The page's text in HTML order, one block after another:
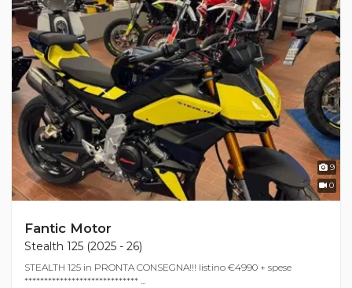
9
0
Fantic Motor
Stealth 125 (2025 - 26)
STEALTH 125 in PRONTA CONSEGNA!!! listino €4990 + spese
***************************** ...